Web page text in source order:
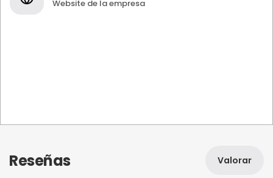
Website de la empresa
Reseñas Valorar